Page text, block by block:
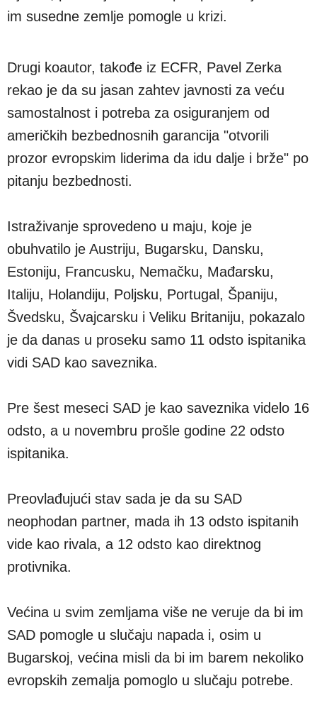
im susedne zemlje pomogle u krizi.
Drugi koautor, takođe iz ECFR, Pavel Zerka
rekao je da su jasan zahtev javnosti za veću
samostalnost i potreba za osiguranjem od
američkih bezbednosnih garancija "otvorili
prozor evropskim liderima da idu dalje i brže" po
pitanju bezbednosti.
Istraživanje sprovedeno u maju, koje je
obuhvatilo je Austriju, Bugarsku, Dansku,
Estoniju, Francusku, Nemačku, Mađarsku,
Italiju, Holandiju, Poljsku, Portugal, Španiju,
Švedsku, Švajcarsku i Veliku Britaniju, pokazalo
je da danas u proseku samo 11 odsto ispitanika
vidi SAD kao saveznika.
Pre šest meseci SAD je kao saveznika videlo 16
odsto, a u novembru prošle godine 22 odsto
ispitanika.
Preovlađujući stav sada je da su SAD
neophodan partner, mada ih 13 odsto ispitanih
vide kao rivala, a 12 odsto kao direktnog
protivnika.
Većina u svim zemljama više ne veruje da bi im
SAD pomogle u slučaju napada i, osim u
Bugarskoj, većina misli da bi im barem nekoliko
evropskih zemalja pomoglo u slučaju potrebe.